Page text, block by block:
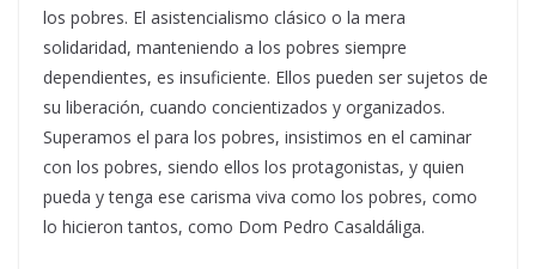
los pobres. El asistencialismo clásico o la mera
solidaridad, manteniendo a los pobres siempre
dependientes, es insuficiente. Ellos pueden ser sujetos de
su liberación, cuando concientizados y organizados.
Superamos el para los pobres, insistimos en el caminar
con los pobres, siendo ellos los protagonistas, y quien
pueda y tenga ese carisma viva como los pobres, como
lo hicieron tantos, como Dom Pedro Casaldáliga.